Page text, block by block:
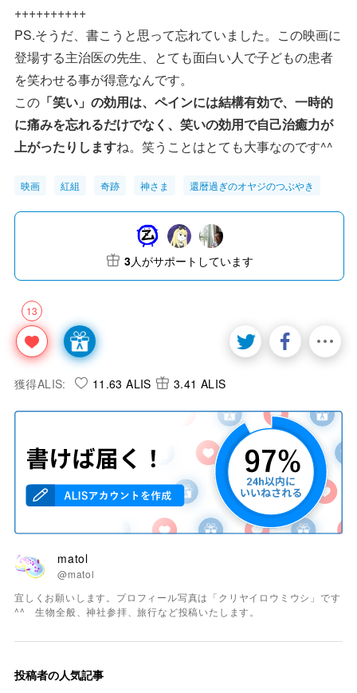
++++++++++
PS.そうだ、書こうと思って忘れていました。この映画に
登場する主治医の先生、とても面白い人で子どもの患者
を笑わせる事が得意なんです。
この 「笑い」の効用は、ペインには結構有効で、一時的
に痛みを忘れるだけでなく、笑いの効用で自己治癒力が
上がったりしますね。笑うことはとても大事なのです^^
映画 紅組 奇跡 神さま 還暦過ぎのオヤジのつぶやき
13
3人がサポートしています
獲得ALIS: 11.63 ALIS 3.41 ALIS
matol
@matol
宜しくお願いします。プロフィール写真は「クリヤイロウミウシ」です
^^ 生物全般、神社参拝、旅行など投稿いたします。
投稿者の人気記事